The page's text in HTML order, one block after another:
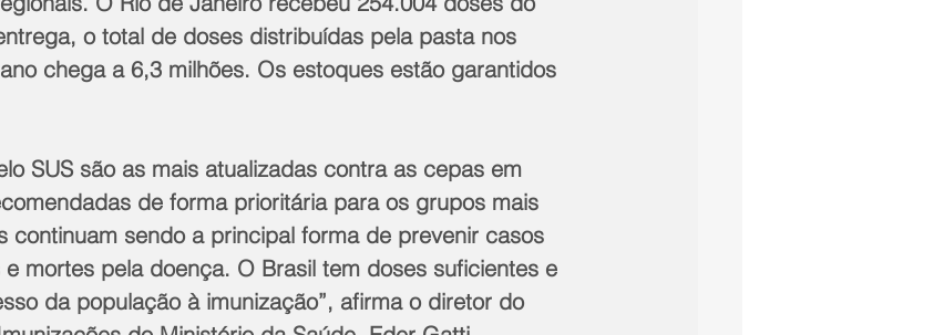
o total de doses distribuídas pela pasta nos
chega a 6,3 milhões. Os estoques estão garantidos
SUS são as mais atualizadas contra as cepas em
de forma prioritária para os grupos mais
continuam sendo a principal forma de prevenir casos
mortes pela doença. O Brasil tem doses suficientes e
da população à imunização”, afirma o diretor do